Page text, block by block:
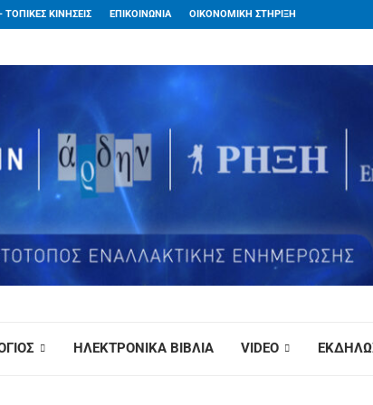
ΚΙΝΗΣΕΙΣ ΕΠΙΚΟΙΝΩΝΙΑ ΟΙΚΟΝΟΜΙΚΗ ΣΤΗΡΙΞΗ
ΗΛΕΚΤΡΟΝΙΚΑ ΒΙΒΛΙΑ VIDEO